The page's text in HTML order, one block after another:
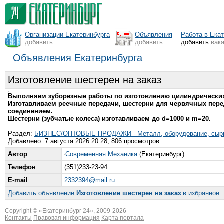
Организации Екатеринбурга
добавить
Объявления
добавить
Работа в
добавить
Объявления Екатеринбурга
Изготовление шестерен на заказ
Выполняем зуборезные работы по изготовлению
Изготавливаем реечные передачи, шестерни для червячных
соединением.
Шестерни (зубчатые колеса) изготавливаем до d=1000 и m=20.
Раздел: БИЗНЕС/ОПТОВЫЕ ПРОДАЖИ - Металл, оборудование,
Добавлено: 7 августа 2026 20:28; 806 просмотров
Автор
Современная Механика(Екатеринбург)
Телефон
(351)233-23-94
E-mail
2332394@mail.ru
Добавить объявление Изготовление шестерен на заказ в избранное
Copyright © « Екатеринбург 24», 2009-2026
Контакты Правовая информация Карта портала